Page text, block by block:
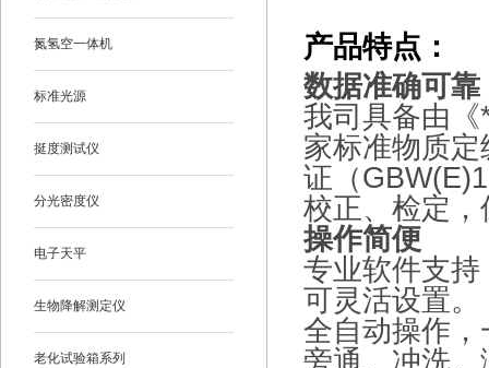
氮氢空一体机
标准光源
挺度测试仪
分光密度仪
电子天平
生物降解测定仪
老化试验箱系列
产品特点：
数据准确可靠
我司具备由
家标准物质
证（
校正、检定
操作简便
专业软件支
可灵活设置。
全自动操作
旁通、冲洗